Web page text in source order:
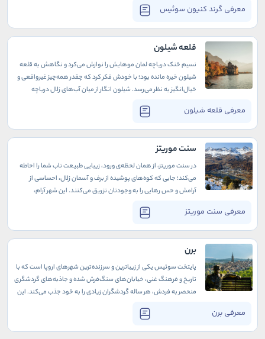
معرفی گرند کنیون سوئیس
سبز کوه‌های آلپ، دره‌ای شگفت‌انگیز که انگار مستقیماً از میان رؤیاها
بیرون آمده، انتظارم را می‌کشید.
قلعه شیلون
معرفی قلعه شیلون
نسیم خنک دریاچه لمان موهایش را نوازش می‌کرد و نگاهش به قلعه
شیلون خیره مانده بود؛ با خودش فکر کرد که چقدر همه‌چیز غیرواقعی و
خیال‌انگیز به نظر می‌رسد. شیلون انگار از میان آب‌های زلال دریاچه
سنت موریتز
معرفی سنت موریتز
در سنت موریتز، از همان لحظه‌ی ورود، زیبایی طبیعت ناب شما را احاطه
می‌کند؛ جایی که کوه‌های پوشیده از برف و آسمان زلال، احساسی از
آرامش و حس رهایی را به وجودتان تزریق می‌کنند. این شهر آرام،
و شلوغی‌های زندگی روزمره خسته‌اند.
برن
معرفی برن
پایتخت سوئیس یکی از زیباترین و سرزنده‌ترین شهرهای اروپا است که با
تاریخ و فرهنگ غنی، خیابان‌های سنگ‌فرش شده و جاذبه‌های گردشگری
منحصر به فردش، هر ساله گردشگران زیادی را به خود جذب می‌کند. این
و تجربه‌ای از معماری تاریخی و قدیمی در کنار طبیعتی دوست داشتنی را
به بازدیدکنندگان ارائه می‌دهد.